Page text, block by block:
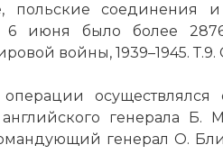
польские соединения
июня было более
войны, 1939–1945. Т.9.
осуществлялся
генерала Б.
генерал О.